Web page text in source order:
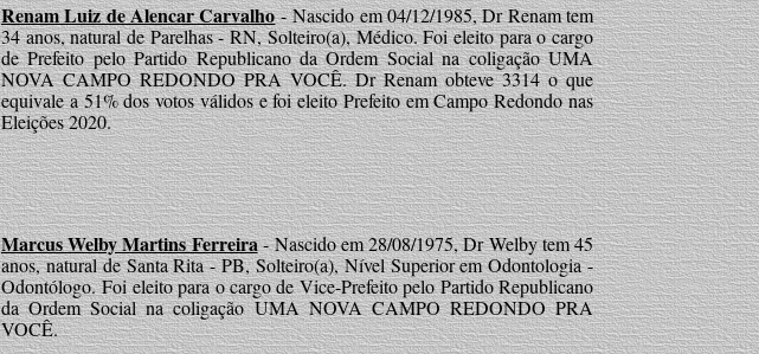
Renam Luiz de Alencar Carvalho- Nascido em 04/12/1985, Dr Renam tem
34 anos, natural de Parelhas - RN, Solteiro(a), Médico. Foi eleito para o cargo
de Prefeito pelo Partido Republicano da Ordem Social na coligação UMA
NOVA CAMPO REDONDO PRA VOCÊ. Dr Renam obteve 3314 o que
equivale a 51% dos votos válidos e foi eleito Prefeito em Campo Redondo nas
Eleições 2020.
Marcus Welby Martins Ferreira- Nascido em 28/08/1975, Dr Welby tem 45
anos, natural de Santa Rita - PB, Solteiro(a), Nível Superior em Odontologia -
Odontólogo. Foi eleito para o cargo de Vice-Prefeito pelo Partido Republicano
da Ordem Social na coligação UMA NOVA CAMPO REDONDO PRA
VOCÊ.